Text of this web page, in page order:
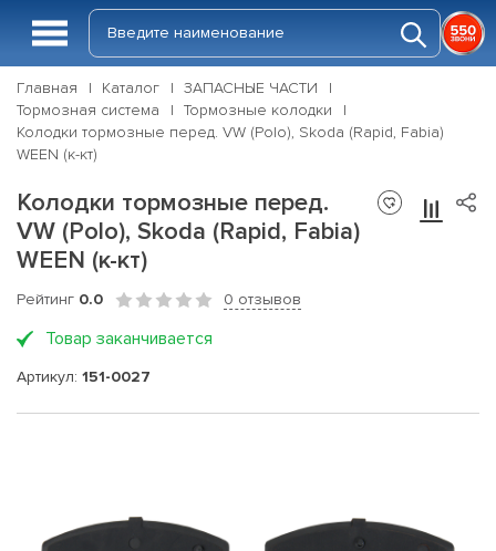
Главная Каталог
ЗАПАСНЫЕ ЧАСТИ
Тормозная система
Тормозные колодки
Колодки тормозные перед. VW (Polo), Skoda (Rapid, Fabia)
WEEN (к-кт)
Колодки тормозные перед.
VW (Polo), Skoda (Rapid, Fabia)
WEEN (к-кт)
Рейтинг 0.0 0 отзывов
Товар заканчивается
Артикул: 151-0027